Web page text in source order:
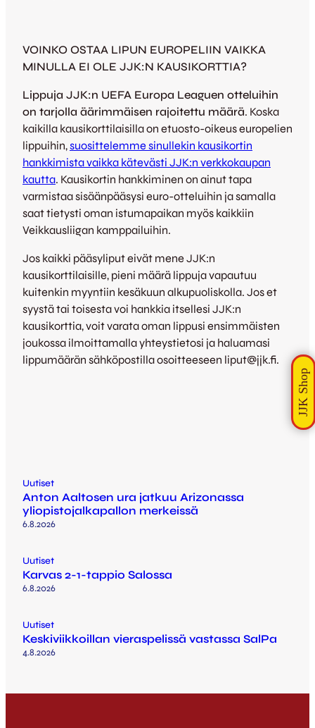
VOINKO OSTAA LIPUN EUROPELIIN VAIKKA
MINULLA EI OLE JJK:N KAUSIKORTTIA?
Lippuja JJK:n UEFA Europa Leaguen otteluihin
on tarjolla äärimmäisen rajoitettu määrä. Koska
kaikilla kausikorttilaisilla on etuosto-oikeus europelien
lippuihin,suosittelemme sinullekin kausikortin
hankkimista vaikka kätevästi JJK:n verkkokaupan
kautta. Kausikortin hankkiminen on ainut tapa
varmistaa sisäänpääsysi euro-otteluihin ja samalla
saat tietysti oman istumapaikan myös kaikkiin
Veikkausliigan kamppailuihin.
Jos kaikki pääsyliput eivät mene JJK:n
kausikorttilaisille, pieni määrä lippuja vapautuu
kuitenkin myyntiin kesäkuun alkupuoliskolla. Jos et
syystä tai toisesta voi hankkia itsellesi JJK:n
kausikorttia, voit varata oman lippusi ensimmäisten
joukossa ilmoittamalla yhteystietosi ja haluamasi
lippumäärän sähköpostilla osoitteeseen liput@jjk.fi.
Uutiset
Anton Aaltosen ura jatkuu Arizonassa
yliopistojalkapallon merkeissä
6.8.2026
Uutiset
Karvas 2-1-tappio Salossa
6.8.2026
Uutiset
Keskiviikkoillan vieraspelissä vastassa SalPa
4.8.2026